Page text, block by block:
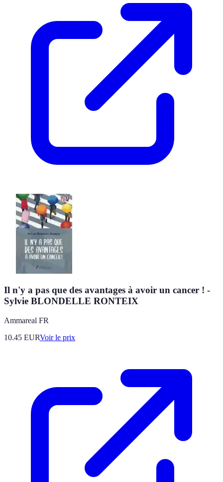
Il n'y a pas que des avantages à avoir un cancer ! -
Sylvie BLONDELLE RONTEIX
Ammareal FR
10.45 EURVoir le prix